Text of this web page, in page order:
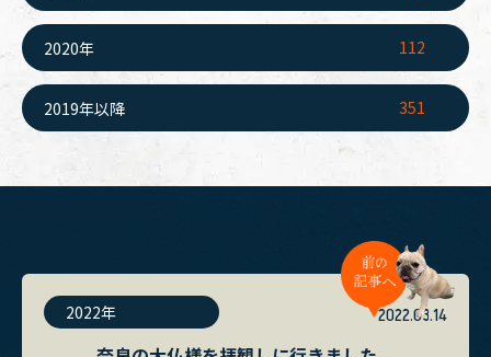
2020年 112
2019年以降 351
2022年 2022.03.14